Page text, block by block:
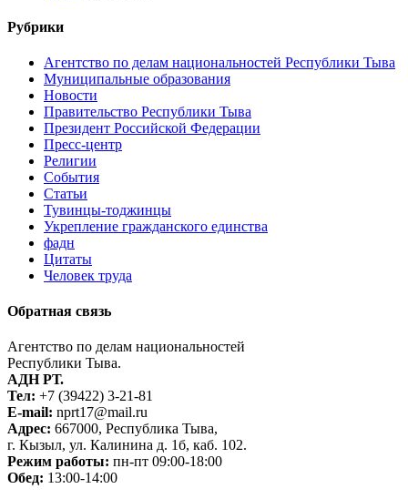
Рубрики
Агентство по делам национальностей Республики Тыва
Муниципальные образования
Новости
Правительство Республики Тыва
Президент Российской Федерации
Пресс-центр
Религии
События
Статьи
Тувинцы-тоджинцы
Укрепление гражданского единства
фадн
Цитаты
Человек труда
Обратная связь
Агентство по делам национальностей
Республики Тыва.
АДН РТ.
Тел: +7 (39422) 3-21-81
E-mail: nprt17@mail.ru
Адрес: 667000, Республика Тыва,
г. Кызыл, ул. Калинина д. 1б, каб. 102.
Режим работы: пн-пт 09:00-18:00
Обед: 13:00-14:00